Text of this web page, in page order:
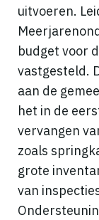
uitvoeren.
budget voor
vastgesteld.
aan de
het in de
vervangen
zoals
grote
van